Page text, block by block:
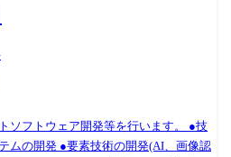
ウド事業者等の協力会社様との実務レ
や適性、会社ニーズなどを踏まえ、会
あります 【開発ツール】 ●
、CSS、Kotlin等 ●データベー
●開発環境: Azure、GCP、AWS、
フトウェア開発等を行います。 ●技
ムの開発 ●要素技術の開発(AI、画像認